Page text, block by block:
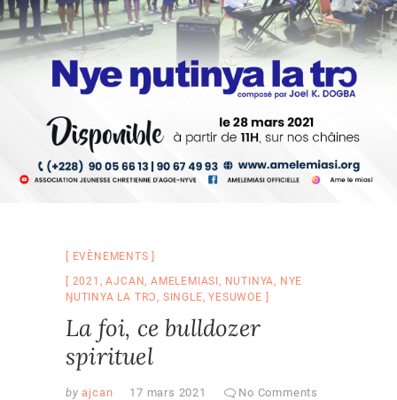
EVÈNEMENTS
2021 ,AJCAN,AMELEMIASI, NUTINYA, NYE
ŊUTINYA LA TRƆ, SINGLE,YESUWOE
La foi, ce bulldozer
spirituel
by ajcan 17 mars 2021 No Comments